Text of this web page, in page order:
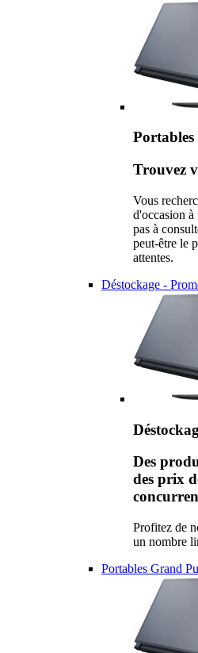
Portables
Trouvez
Vous
d'occasion à
pas à
peut-être le
attentes.
Déstockage -
Des
des prix
Profitez de
un nombre
Portables Grand